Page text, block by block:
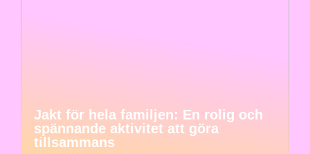
Jakt för hela familjen: En rolig och
spännande aktivitet att göra
tillsammans